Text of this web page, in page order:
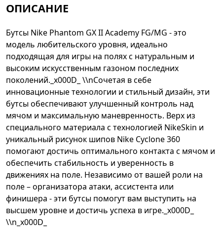
ОПИСАНИЕ
Бутсы Nike Phantom GX II Academy FG/MG - это
модель любительского уровня, идеально
подходящая для игры на полях с натуральным и
высоким искусственным газоном последних
поколений._x000D_ \\nСочетая в себе
инновационные технологии и стильный дизайн, эти
бутсы обеспечивают улучшенный контроль над
мячом и максимальную маневренность. Верх из
специального материала с технологией NikeSkin и
уникальный рисунок шипов Nike Cyclone 360
помогают достичь оптимального контакта с мячом и
обеспечить стабильность и уверенность в
движениях на поле. Независимо от вашей роли на
поле – организатора атаки, ассистента или
финишера - эти бутсы помогут вам выступить на
высшем уровне и достичь успеха в игре._x000D_
\\n_x000D_